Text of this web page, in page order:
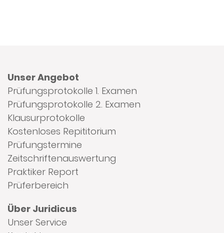
Unser Angebot
Prüfungsprotokolle 1. Examen
Prüfungsprotokolle 2. Examen
Klausurprotokolle
Kostenloses Repititorium
Prüfungstermine
Zeitschriftenauswertung
Praktiker Report
Prüferbereich
Über Juridicus
Unser Service